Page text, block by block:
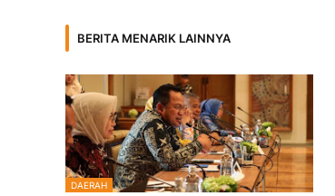
BERITA MENARIK LAINNYA
DAERAH